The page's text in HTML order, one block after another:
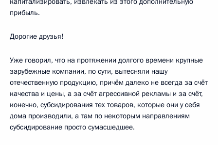
прибыль.
Дорогие друзья!
Уже говорил, что на протяжении долгого времени крупные
зарубежные компании, по сути, вытесняли нашу
отечественную продукцию, причём далеко не всегда за счёт
качества и цены, а за счёт агрессивной рекламы и за счёт,
конечно, субсидирования тех товаров, которые они у себя
дома производили, а там по некоторым направлениям
субсидирование просто сумасшедшее.